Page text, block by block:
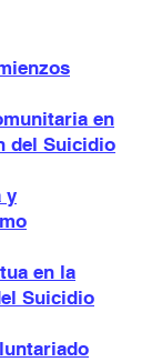
en
del Suicidio
y
en la
Suicidio